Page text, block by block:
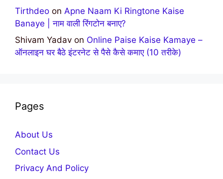
Tirthdeo on Apne Naam Ki Ringtone Kaise
Banaye | नाम वाली रिंगटोन बनाए?
Shivam Yadav on Online Paise Kaise Kamaye –
ऑनलाइन घर बैठे इंटरनेट से पैसे कैसे कमाए (10 तरीके)
Pages
About Us
Contact Us
Privacy And Policy